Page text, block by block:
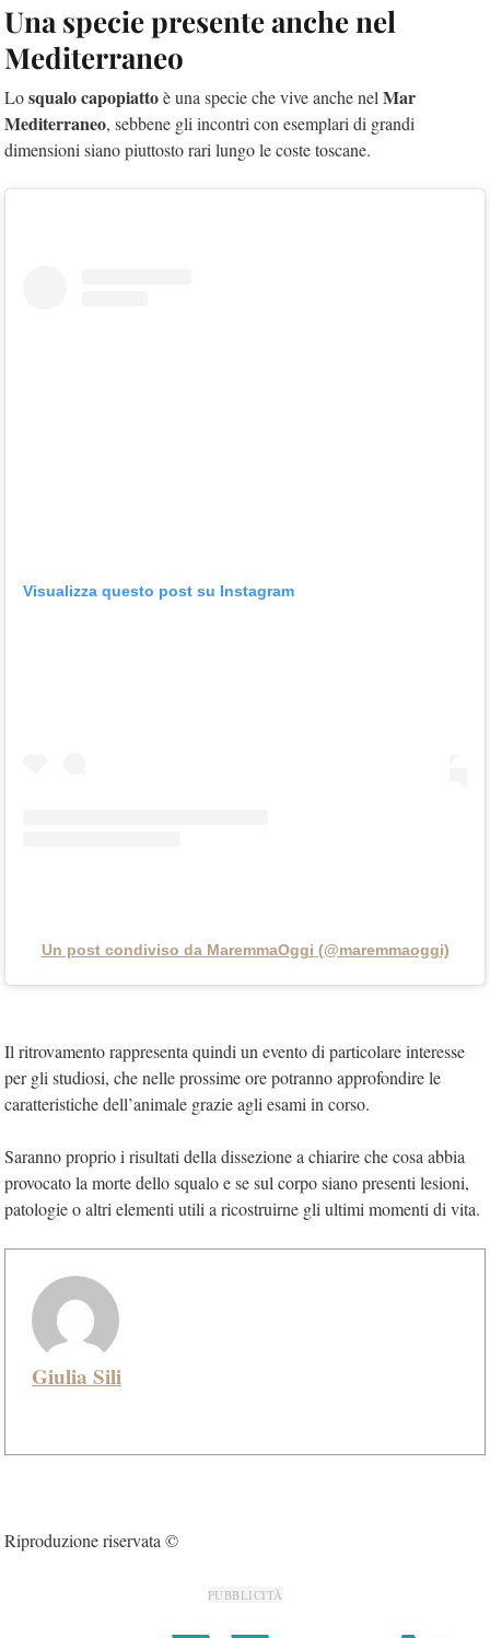
Una specie presente anche nel
Mediterraneo
Losqualo capopiattoè una specie che vive anche nel Mar
Mediterraneo, sebbene gli incontri con esemplari di grandi
dimensioni siano piuttosto rari lungo le coste toscane.
Visualizza questo post su Instagram
Un post condiviso da MaremmaOggi (@maremmaoggi)
Il ritrovamento rappresenta quindi un evento di particolare interesse
per gli studiosi, che nelle prossime ore potranno approfondire le
caratteristiche dell’animale grazie agli esami in corso.
Saranno proprio i risultati della dissezione a chiarire che cosa abbia
provocato la morte dello squalo e se sul corpo siano presenti lesioni,
patologie o altri elementi utili a ricostruirne gli ultimi momenti di vita.
Giulia Sili
Riproduzione riservata ©
PUBBLICITÀ